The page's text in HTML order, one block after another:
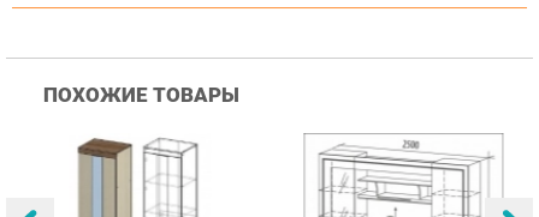
Атлантида-2 Венге-дуб
Гостиная Витра
Симфония 7.10